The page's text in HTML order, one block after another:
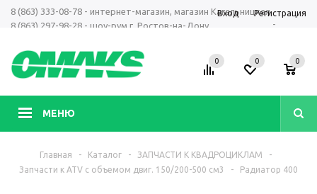
8 (863) 333-08-78 - интернет-магазин, магазин Кагальницкая
8 (863) 297-98-28 - шоу-рум г. Ростов-на-Дону
-
Вход Регистрация
МЕНЮ
0 0 0
Главная - Каталог - ЗАПЧАСТИ К КВАДРОЦИКЛАМ
-
Запчасти к АТV с объемом двиг. 150/200-500 см3
- Радиатор 400